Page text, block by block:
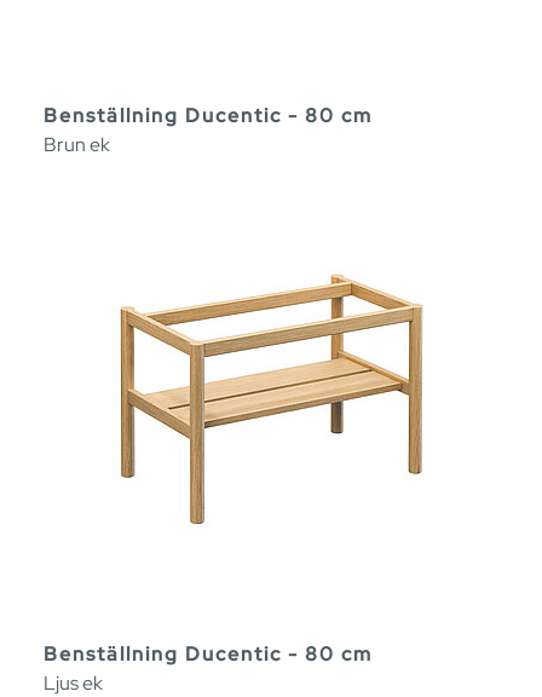
Benställning Ducentic - 80 cm
Brun ek
Benställning Ducentic - 80 cm
Ljus ek